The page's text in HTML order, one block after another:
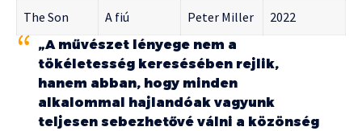
The Son A fiú Peter Miller 2022
„A művészet lényege nem a
tökéletesség keresésében rejlik,
hanem abban, hogy minden
alkalommal hajlandóak vagyunk
teljesen sebezhetővé válni a közönség